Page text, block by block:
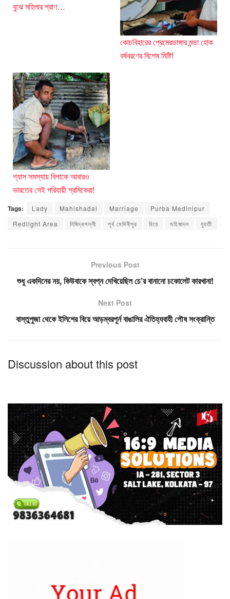
বুঝে মহিলার প্রাণ…
কোচবিহারের প্রেমেরডাঙ্গার মন্ডা হোক
বর্ষবরণের বিশেষ মিষ্টি!
গ্যাস সমস্যায় বিপাকে আবারও
ভারতের সেই পরিযায়ী শ্রমিকেরা!
Tags: Lady Mahishadal Marriage
Purba Medinipur
Redlight Area
নিষিদ্ধপল্লী পূর্ব মেদিনীপুর বিয়ে মহিষাদল যুবতী
Previous Post
শুধু একদিনের নয়, কিউবাকে স্বপ্ন দেখিয়েছিল চে’র বানানো চকোলেট কারখানা!
Next Post
বাস্তুপুজা থেকে ইলিশের বিয়ে আড়ম্বরপূর্ন বাঙালির ঐতিহ্যবাহী পৌষ সংক্রান্তি
Discussion about this post